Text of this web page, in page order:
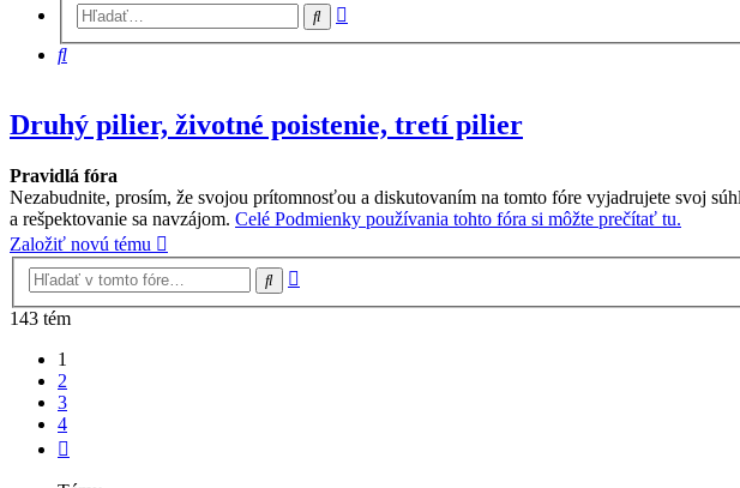
Hľadať
Hľadať
Druhý pilier, životné poistenie, tretí pilier
Pravidlá fóra
Nezabudnite, prosím, že svojou prítomnosťou a diskutovaním na tomto fóre vyjadrujete svoj
a rešpektovanie sa navzájom. Celé Podmienky používania tohto fóra si môžte prečítať tu.
Založiť novú tému
Hľadať
143 tém
1
2
3
4